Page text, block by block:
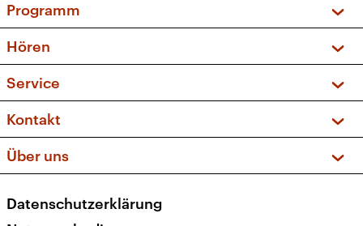
Programm
Sendungen und Podcasts
Musikliste
Kakadu – Das Kinderprogramm
Hören
Frequenzen (UKW + DAB+)
Service
FAQ
Apps
Newsletter
Kontakt
Social Media
Über uns
Presse
Datenschutzerklärung